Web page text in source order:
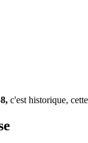
c'est historique,